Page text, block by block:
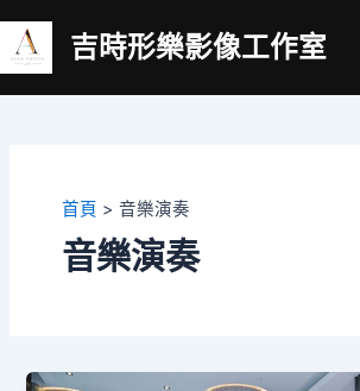
主
要
吉時形樂影像工作室
首頁 音樂演奏
音樂演奏